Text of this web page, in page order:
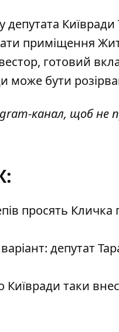
депутата Київради
приміщення
готовий
може бути
канал, щоб не
просять
депутат
Київради таки